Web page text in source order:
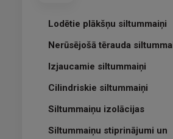
Lodētie plākšņu siltummaiņi
Nerūsējošā tērauda
Izjaucamie siltummaiņi
Cilindriskie siltummaiņi
Siltummaiņu izolācijas
Siltummaiņu stiprinājumi un